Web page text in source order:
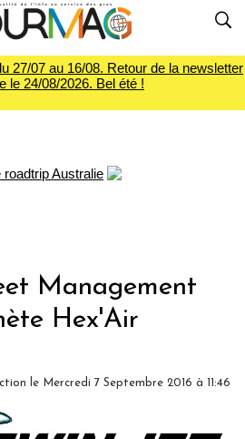
27/07 au 16/08. Retour de la newsletter
le 24/08/2026. Bel été !
Management
Hex'Air
le Mercredi 7 Septembre 2016 à 11:46